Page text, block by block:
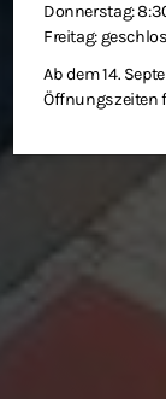
Donnerstag:
Freitag:
Ab dem 14.
Öffnungszeiten